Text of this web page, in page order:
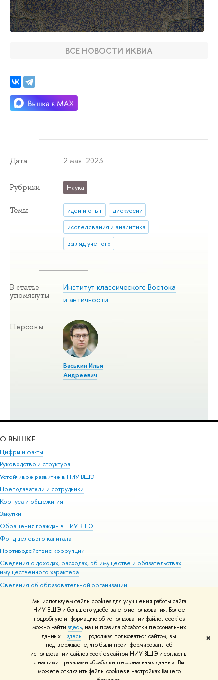
Мы используем файлы cookies для улучшения работы сайта
НИУ ВШЭ и большего удобства его использования. Более
подробную информацию об использовании файлов cookies
можно найти здесь, наши правила обработки персональных
данных –здесь. Продолжая пользоваться сайтом, вы
подтверждаете, что были проинформированы об
использовании файлов cookies сайтом НИУ ВШЭ и согласны
с нашими правилами обработки персональных данных. Вы
можете отключить файлы cookies в настройках Вашего
✖
ВСЕ НОВОСТИ ИКВИА
Дата 2 мая 2023
Рубрики Наука
Темы идеи и опыт
дискуссии
исследования и аналитика
взгляд ученого
В статье
упомянуты
Институт классического Востока
и античности
Персоны
Васькин Илья
Андреевич
О ВЫШКЕ
Цифры и факты
Руководство и структура
Устойчивое развитие в НИУ ВШЭ
Преподаватели и сотрудники
Корпуса и общежития
Закупки
Обращения граждан в НИУ ВШЭ
Фонд целевого капитала
Противодействие коррупции
Сведения о доходах, расходах, об имуществе и обязательствах
имущественного характера
Сведения об образовательной организации
Людям с ограниченными возможностями здоровья
Единая платежная страница
Работа в Вышке
© НИУ ВШЭ 1993–2026 Адреса и контакты Условия использования
материалов Политика конфиденциальности Карта сайта
Шрифты HSE Sans и HSE Slab разработаны вШколе дизайна НИУ ВШЭ